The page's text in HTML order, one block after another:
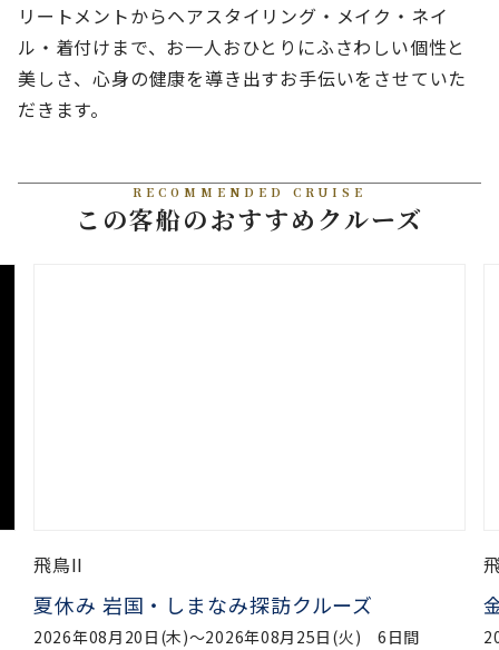
リートメントからヘアスタイリング・メイク・ネイ
ル・着付けまで、お一人おひとりにふさわしい個性と
美しさ、心身の健康を導き出すお手伝いをさせていた
だきます。
RECOMMENDED CRUISE
この客船のおすすめクルーズ
飛鳥II
夏休み 岩国・しまなみ探訪クルーズ
2026年08月20日(木)〜2026年08月25日(火) 6日間